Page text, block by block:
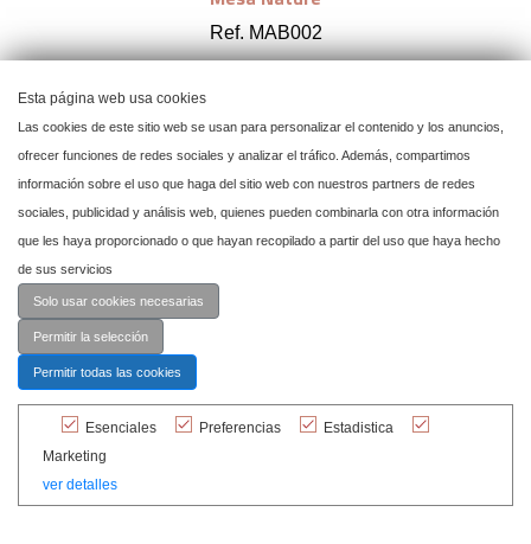
Ref. MAB002
Añadir a mi proyecto
Esta página web usa cookies
Las cookies de este sitio web se usan para personalizar el contenido y los anuncios,
ofrecer funciones de redes sociales y analizar el tráfico. Además, compartimos
información sobre el uso que haga del sitio web con nuestros partners de redes
sociales, publicidad y análisis web, quienes pueden combinarla con otra información
que les haya proporcionado o que hayan recopilado a partir del uso que haya hecho
de sus servicios
Solo usar cookies necesarias
Permitir la selección
Permitir todas las cookies
Esenciales Preferencias
Estadistica
Marketing
ver detalles